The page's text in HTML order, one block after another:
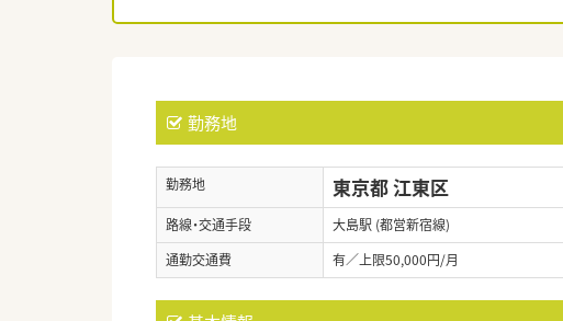
勤務地
勤務地 東京都 江東区
路線・交通手段
大島駅 (都営新宿線)
通勤交通費
有／上限50,000円/月